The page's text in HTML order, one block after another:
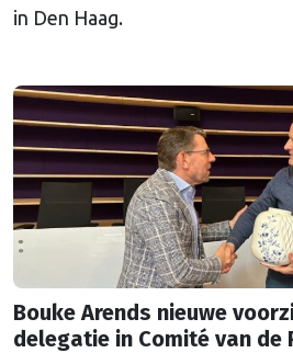
in Den Haag.
Bouke Arends nieuwe
delegatie in Comité van de